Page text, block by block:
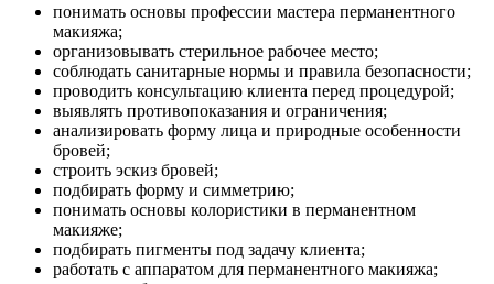
понимать основы профессии мастера перманентного
макияжа;
организовывать стерильное рабочее место;
соблюдать санитарные нормы и правила безопасности;
проводить консультацию клиента перед процедурой;
выявлять противопоказания и ограничения;
анализировать форму лица и природные особенности
бровей;
строить эскиз бровей;
подбирать форму и симметрию;
понимать основы колористики в перманентном
макияже;
подбирать пигменты под задачу клиента;
работать с аппаратом для перманентного макияжа;